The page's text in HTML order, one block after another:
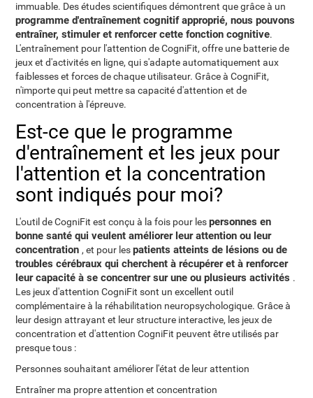
immuable. Des études scientifiques démontrent que grâce à un
programme d'entraînement cognitif approprié, nous pouvons
entraîner, stimuler et renforcer cette fonction cognitive.
L'entraînement pour l'attention de CogniFit, offre une batterie de
jeux et d'activités en ligne, qui s'adapte automatiquement aux
faiblesses et forces de chaque utilisateur. Grâce à CogniFit,
n'importe qui peut mettre sa capacité d'attention et de
concentration à l'épreuve.
Est-ce que le programme
d'entraînement et les jeux pour
l'attention et la concentration
sont indiqués pour moi?
L'outil de CogniFit est conçu à la fois pour lespersonnes en
bonne santé qui veulent améliorer leur attention ou leur
concentration, et pour lespatients atteints de lésions ou de
troubles cérébraux qui cherchent à récupérer et à renforcer
leur capacité à se concentrer sur une ou plusieurs activités .
Les jeux d'attention CogniFit sont un excellent outil
complémentaire à la réhabilitation neuropsychologique. Grâce à
leur design attrayant et leur structure interactive, les jeux de
concentration et d'attention CogniFit peuvent être utilisés par
presque tous :
Personnes souhaitant améliorer l'état de leur attention
Entraîner ma propre attention et concentration